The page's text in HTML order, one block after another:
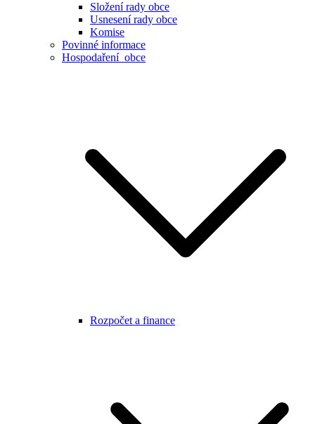
Složení rady obce
Usnesení rady obce
Komise
Povinné informace
Hospodaření obce
Rozpočet a finance